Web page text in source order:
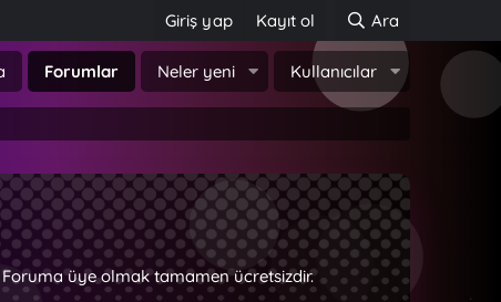
Giriş yap Kayıt ol Ara
Forumlar Neler yeni Kullanıcılar
üye olmak tamamen ücretsizdir.